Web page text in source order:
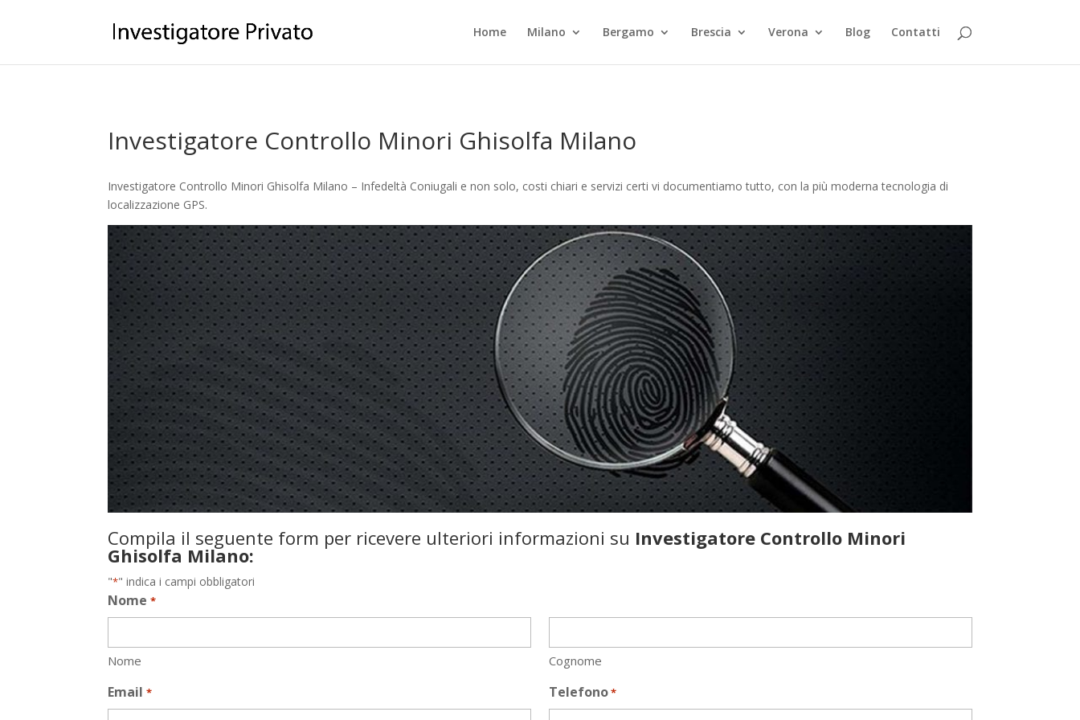
Home Milano Bergamo Brescia Verona Blog Contatti
Investigatore Controllo Minori Ghisolfa Milano
Investigatore Controllo Minori Ghisolfa Milano – Infedeltà Coniugali e non solo, costi chiari e servizi certi vi documentiamo tutto, con la più moderna tecnologia di
localizzazione GPS.
Compila il seguente form per ricevere ulteriori informazioni su Investigatore Controllo Minori
Ghisolfa Milano:
"*" indica i campi obbligatori
Nome *
Nome Cognome
Email * Telefono*